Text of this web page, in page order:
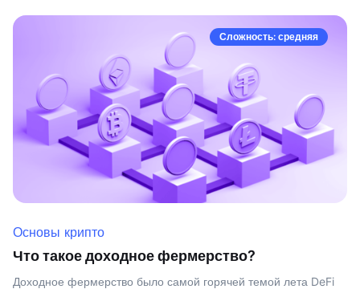
Сложность: средняя
Основы крипто
Что такое доходное фермерство?
Доходное фермерство было самой горячей темой лета DeFi